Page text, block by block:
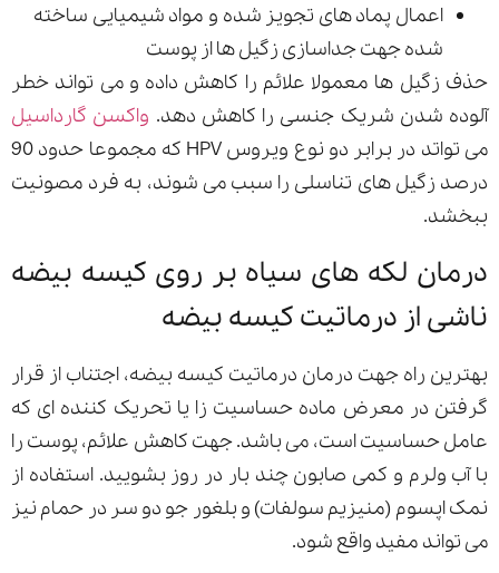
اعمال پماد های تجویز شده و مواد شیمیایی ساخته
شده جهت جداسازی زگیل ها از پوست
حذف زگیل ها معمولا علائم را کاهش داده و می تواند خطر
آلوده شدن شریک جنسی را کاهش دهد. واکسن گارداسیل
می تواتد در برابر دو نوع ویروس HPV که مجموعا حدود 90
درصد زگیل های تناسلی را سبب می شوند، به فرد مصونیت
ببخشد.
درمان لکه های سیاه بر روی کیسه بیضه
ناشی از درماتیت کیسه بیضه
بهترین راه جهت درمان درماتیت کیسه بیضه، اجتناب از قرار
گرفتن در معرض ماده حساسیت زا یا تحریک کننده ای که
عامل حساسیت است، می باشد. جهت کاهش علائم، پوست را
با آب ولرم و کمی صابون چند بار در روز بشویید. استفاده از
نمک اپسوم (منیزیم سولفات) و بلغور جو دو سر در حمام نیز
می تواند مفید واقع شود.